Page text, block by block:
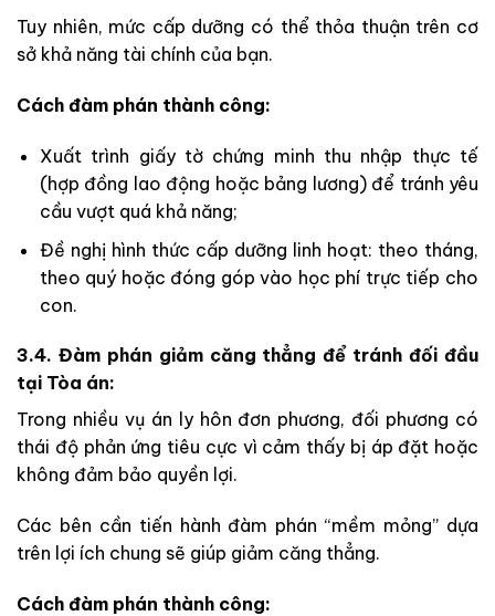
Tuy nhiên, mức cấp dưỡng có thể thỏa thuận trên cơ
sở khả năng tài chính của bạn.
Cách đàm phán thành công:
Xuất trình giấy tờ chứng minh thu nhập thực tế
(hợp đồng lao động hoặc bảng lương) để tránh yêu
cầu vượt quá khả năng;
Đề nghị hình thức cấp dưỡng linh hoạt: theo tháng,
theo quý hoặc đóng góp vào học phí trực tiếp cho
con.
3.4. Đàm phán giảm căng thẳng để tránh đối đầu
tại Tòa án:
Trong nhiều vụ án ly hôn đơn phương, đối phương có
thái độ phản ứng tiêu cực vì cảm thấy bị áp đặt hoặc
không đảm bảo quyền lợi.
Các bên cần tiến hành đàm phán “mềm mỏng” dựa
trên lợi ích chung sẽ giúp giảm căng thẳng.
Cách đàm phán thành công: